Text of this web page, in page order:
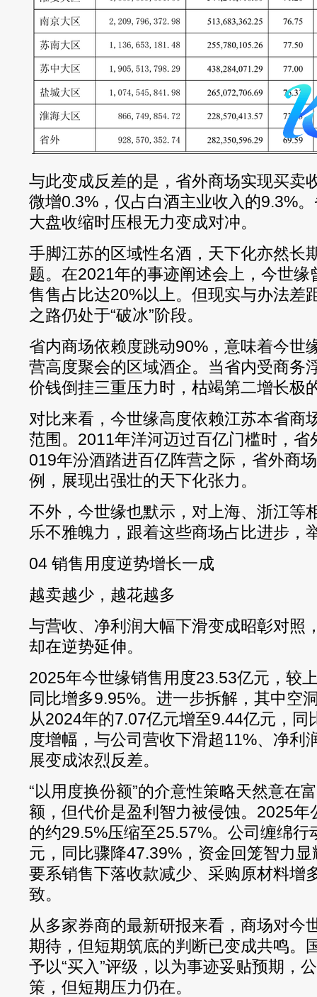
与此变成反差的是，省外商场实现买卖
微增0.3%，仅占白酒主业收入的9.3%
大盘收缩时压根无力变成对冲。
手脚江苏的区域性名酒，天下化亦然长
题。在2021年的事迹阐述会上，今世
售售占比达20%以上。但现实与办法差
之路仍处于“破冰”阶段。
省内商场依赖度跳动90%，意味着今世
营高度聚会的区域酒企。当省内受商务
价钱倒挂三重压力时，枯竭第二增长极
对比来看，今世缘高度依赖江苏本省商
范围。2011年洋河迈过百亿门槛时，
019年汾酒踏进百亿阵营之际，省外商
例，展现出强壮的天下化张力。
不外，今世缘也默示，对上海、浙江等
乐不雅魄力，跟着这些商场占比进步，
04 销售用度逆势增长一成
越卖越少，越花越多
与营收、净利润大幅下滑变成昭彰对照
却在逆势延伸。
2025年今世缘销售用度23.53亿元，较
同比增多9.95%。进一步拆解，其中空
从2024年的7.07亿元增至9.44亿元，同
度增幅，与公司营收下滑超11%、净利
展变成浓烈反差。
“以用度换份额”的介意性策略天然意在
额，但代价是盈利智力被侵蚀。2025年
的约29.5%压缩至25.57%。公司缠绵行
元，同比骤降47.39%，资金回笼智力
要系销售下落收款减少、采购原材料增
致。
从多家券商的最新研报来看，商场对今
期待，但短期筑底的判断已变成共鸣。
予以“买入”评级，以为事迹妥贴预期，
策，但短期压力仍在。